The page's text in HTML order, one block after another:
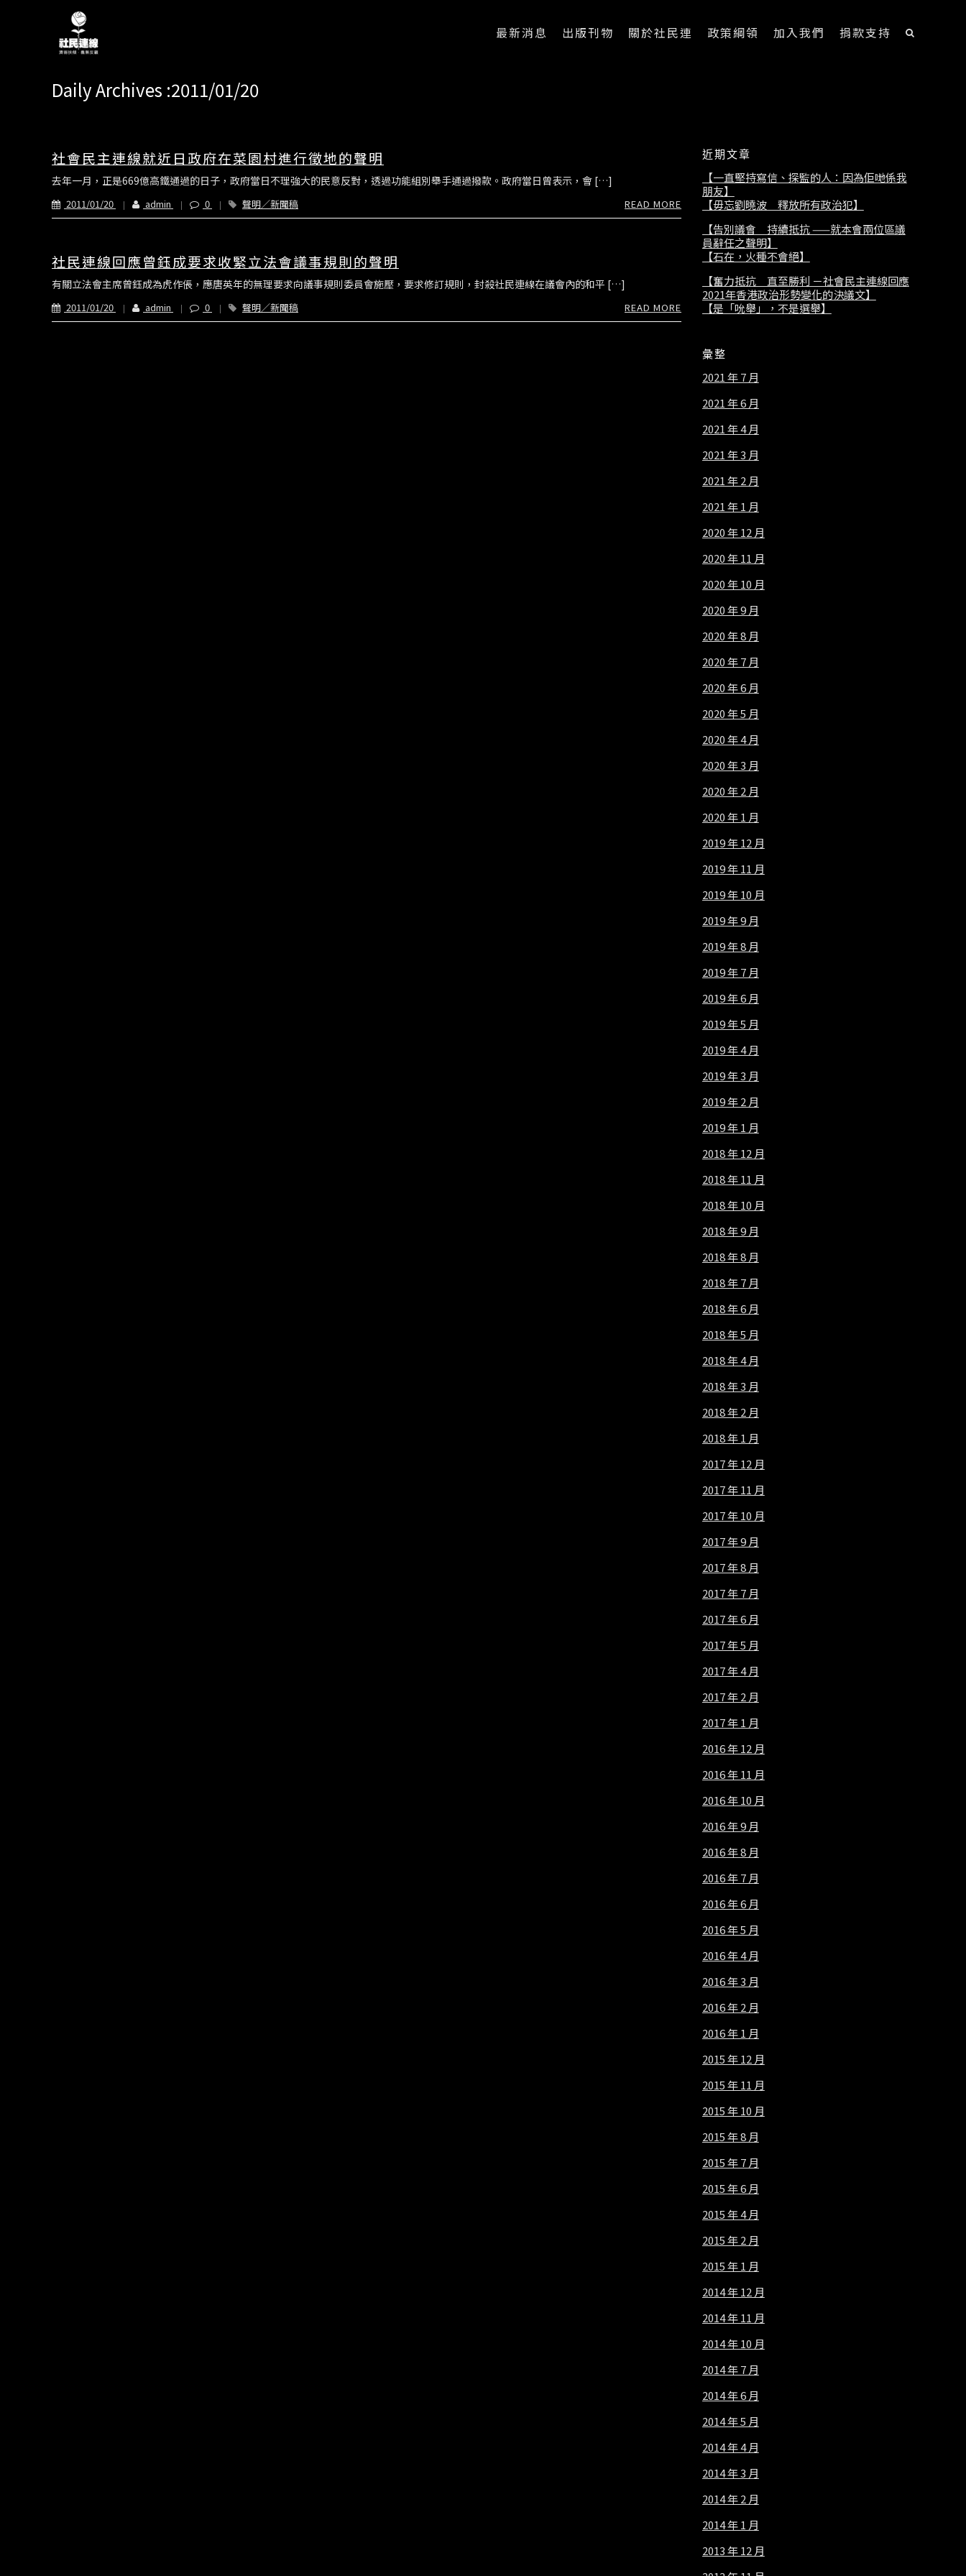
最新消息 出版刊物 關於社民連 政策綱領 加入我們 捐款支持
Daily Archives :2011/01/20
社會民主連線就近日政府在菜園村進行徵地的聲明
去年一月，正是669億高鐵通過的日子，政府當日不理強大的民意反對，透過功能組別舉手通過撥款。政府當日曾表示，會 […]
2011/01/20 admin 0 聲明／新聞稿 READ MORE
社民連線回應曾鈺成要求收緊立法會議事規則的聲明
有關立法會主席曾鈺成為虎作倀，應唐英年的無理要求向議事規則委員會施壓，要求修訂規則，封殺社民連線在議會內的和平 […]
2011/01/20 admin 0 聲明／新聞稿 READ MORE
近期文章
【一直堅持寫信、探監的人：因為佢哋係我
朋友】
【毋忘劉曉波 釋放所有政治犯】
【告別議會 持續抵抗 ——就本會兩位區議
員辭任之聲明】
【石在，火種不會絕】
【奮力抵抗 直至勝利 －社會民主連線回應
2021年香港政治形勢變化的決議文】
【是「吮舉」，不是選舉】
彙整
2021 年 7 月
2021 年 6 月
2021 年 4 月
2021 年 3 月
2021 年 2 月
2021 年 1 月
2020 年 12 月
2020 年 11 月
2020 年 10 月
2020 年 9 月
2020 年 8 月
2020 年 7 月
2020 年 6 月
2020 年 5 月
2020 年 4 月
2020 年 3 月
2020 年 2 月
2020 年 1 月
2019 年 12 月
2019 年 11 月
2019 年 10 月
2019 年 9 月
2019 年 8 月
2019 年 7 月
2019 年 6 月
2019 年 5 月
2019 年 4 月
2019 年 3 月
2019 年 2 月
2019 年 1 月
2018 年 12 月
2018 年 11 月
2018 年 10 月
2018 年 9 月
2018 年 8 月
2018 年 7 月
2018 年 6 月
2018 年 5 月
2018 年 4 月
2018 年 3 月
2018 年 2 月
2018 年 1 月
2017 年 12 月
2017 年 11 月
2017 年 10 月
2017 年 9 月
2017 年 8 月
2017 年 7 月
2017 年 6 月
2017 年 5 月
2017 年 4 月
2017 年 2 月
2017 年 1 月
2016 年 12 月
2016 年 11 月
2016 年 10 月
2016 年 9 月
2016 年 8 月
2016 年 7 月
2016 年 6 月
2016 年 5 月
2016 年 4 月
2016 年 3 月
2016 年 2 月
2016 年 1 月
2015 年 12 月
2015 年 11 月
2015 年 10 月
2015 年 8 月
2015 年 7 月
2015 年 6 月
2015 年 4 月
2015 年 2 月
2015 年 1 月
2014 年 12 月
2014 年 11 月
2014 年 10 月
2014 年 7 月
2014 年 6 月
2014 年 5 月
2014 年 4 月
2014 年 3 月
2014 年 2 月
2014 年 1 月
2013 年 12 月